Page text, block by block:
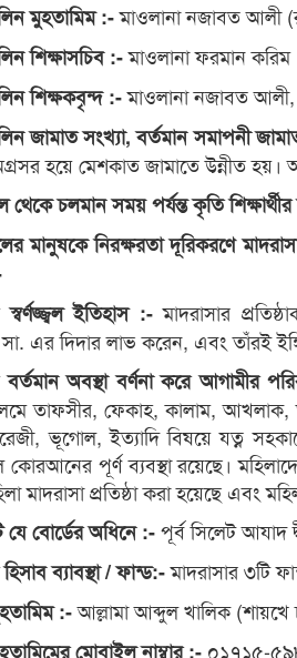
মুহতামিম :-মাওলানা নজাবত আলী
শিক্ষাসচিব :-মাওলানা ফরমান করিম
শিক্ষকবৃন্দ :-মাওলানা নজাবত আলী,
জামাত সংখ্যা, বর্তমান সমাপনী
হয়ে মেশকাত জামাতে উন্নীত হয়।
থেকে চলমান সময় পর্যন্ত কৃতি
মানুষকে নিরক্ষরতা দূরিকরণে
স্বর্ণজ্জ্বল ইতিহাস :-মাদরাসার
সা. এর দিদার লাভ করেন, এবং তাঁরই
বর্তমান অবস্থা বর্ণনা করে আগামীর
তাফসীর, ফেকাহ, কালাম, আখলাক,
ভূগোল, ইত্যাদি বিষয়ে যত্ন
পূর্ণ ব্যবস্থা রয়েছে।
মাদরাসা প্রতিষ্ঠা করা হয়েছে এবং
যে বোর্ডের অধিনে :-পূর্ব সিলেট আযাদ
ব্যাবস্থা / ফান্ড:-মাদরাসার ৩টি
:-আল্লামা আব্দুল খালিক (শায়খে
মোবাইল নাম্বার :- ০১৭১৫-